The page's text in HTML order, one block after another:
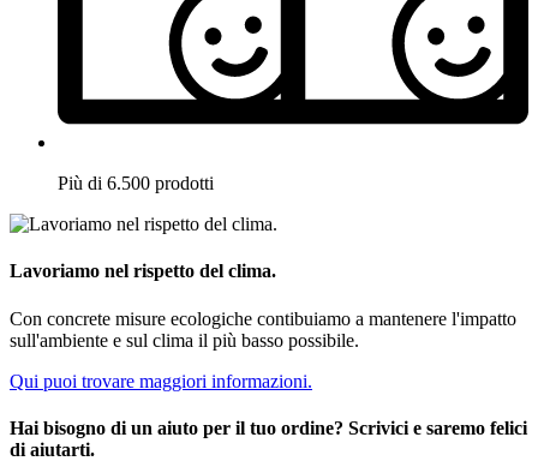
Più di 6.500 prodotti
Lavoriamo nel rispetto del clima.
Con concrete misure ecologiche contibuiamo a mantenere l'impatto
sull'ambiente e sul clima il più basso possibile.
Qui puoi trovare maggiori informazioni.
Hai bisogno di un aiuto per il tuo ordine? Scrivici e saremo felici
di aiutarti.